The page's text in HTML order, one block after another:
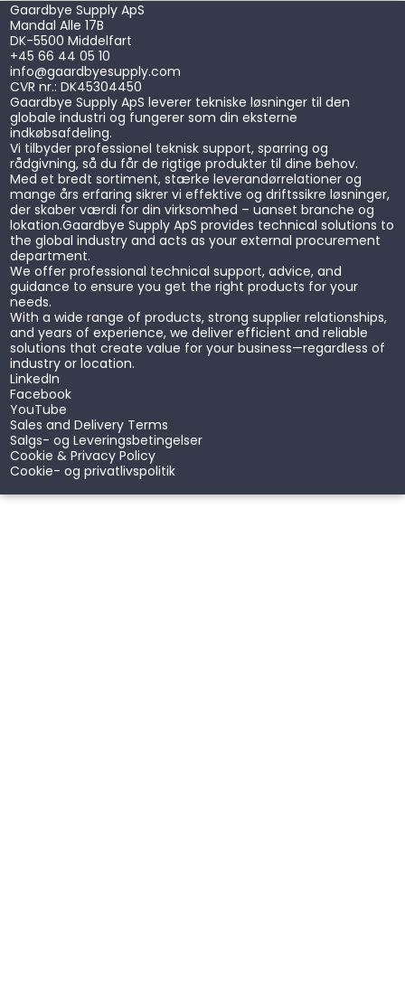
Gaardbye Supply ApS
Mandal Alle 17B
DK-5500 Middelfart
+45 66 44 05 10
info@gaardbyesupply.com
CVR nr.: DK45304450
Gaardbye Supply ApS leverer tekniske løsninger til den
globale industri og fungerer som din eksterne
indkøbsafdeling.
Vi tilbyder professionel teknisk support, sparring og
rådgivning, så du får de rigtige produkter til dine behov.
Med et bredt sortiment, stærke leverandørrelationer og
mange års erfaring sikrer vi effektive og driftssikre løsninger,
der skaber værdi for din virksomhed – uanset branche og
lokation.Gaardbye Supply ApS provides technical solutions to
the global industry and acts as your external procurement
department.
We offer professional technical support, advice, and
guidance to ensure you get the right products for your
needs.
With a wide range of products, strong supplier relationships,
and years of experience, we deliver efficient and reliable
solutions that create value for your business—regardless of
industry or location.
LinkedIn
Facebook
YouTube
Sales and Delivery Terms
Salgs- og Leveringsbetingelser
Cookie & Privacy Policy
Cookie- og privatlivspolitik